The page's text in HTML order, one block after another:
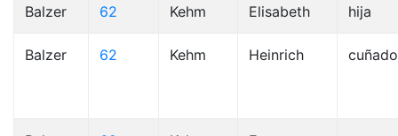
Balzer 62 Kehm Elisabeth hija
Balzer 62 Kehm Heinrich cuñado